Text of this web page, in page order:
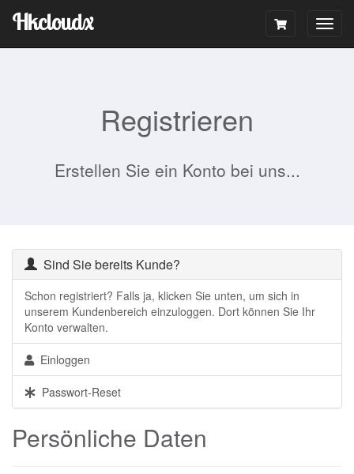
Hkcloudx
Registrieren
Erstellen Sie ein Konto bei uns...
Sind Sie bereits Kunde?
Schon registriert? Falls ja, klicken Sie unten, um sich in
unserem Kundenbereich einzuloggen. Dort können Sie Ihr
Konto verwalten.
Einloggen
Passwort-Reset
Persönliche Daten